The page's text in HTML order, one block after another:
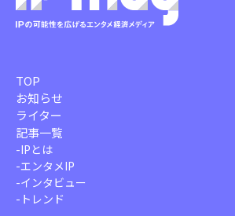
TOP
お知らせ
ライター
記事一覧
-IPとは
-エンタメIP
-インタビュー
- トレンド